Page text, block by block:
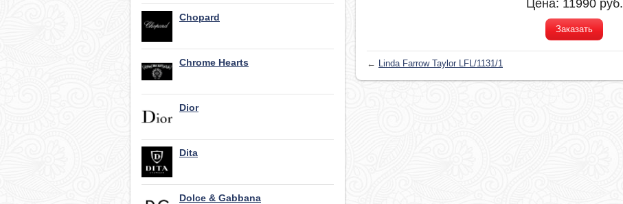
Chopard
Chrome Hearts
Dior
Dita
Dolce & Gabbana
Цена: 11990руб.
Заказать
← Linda Farrow Taylor LFL/1131/1